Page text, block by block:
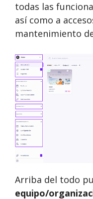
todas las
así como a
mantenimiento
Arriba del todo
equipo/